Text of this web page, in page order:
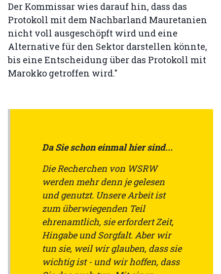
Der Kommissar wies darauf hin, dass das
Protokoll mit dem Nachbarland Mauretanien
nicht voll ausgeschöpft wird und eine
Alternative für den Sektor darstellen könnte,
bis eine Entscheidung über das Protokoll mit
Marokko getroffen wird."
Da Sie schon einmal hier sind...
Die Recherchen von WSRW
werden mehr denn je gelesen
und genutzt. Unsere Arbeit ist
zum überwiegenden Teil
ehrenamtlich, sie erfordert Zeit,
Hingabe und Sorgfalt. Aber wir
tun sie, weil wir glauben, dass sie
wichtig ist - und wir hoffen, dass